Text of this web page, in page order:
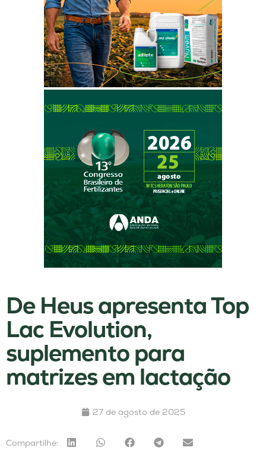
De Heus apresenta Top
Lac Evolution,
suplemento para
matrizes em lactação
27 de agosto de 2025
Compartilhe: